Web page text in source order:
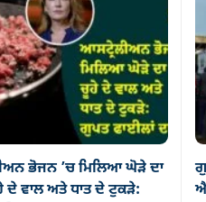
ਭੋਜਨ ’ਚ ਮਿਲਿਆ ਘੋੜੇ ਦਾ
ਦੇ ਵਾਲ ਅਤੇ ਧਾਤ ਦੇ ਟੁਕੜੇ: